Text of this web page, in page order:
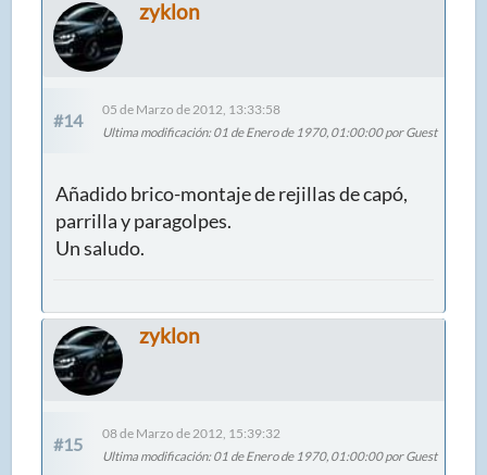
zyklon
#14
05 de Marzo de 2012, 13:33:58
Ultima modificación: 01 de Enero de 1970, 01:00:00 por Guest
Añadido brico-montaje de rejillas de capó,
parrilla y paragolpes.
Un saludo.
zyklon
#15
08 de Marzo de 2012, 15:39:32
Ultima modificación: 01 de Enero de 1970, 01:00:00 por Guest